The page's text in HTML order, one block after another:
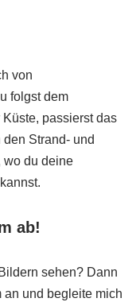
von
folgst dem
passierst das
Strand- und
wo du deine
ab!
sehen? Dann
an und begleite mich